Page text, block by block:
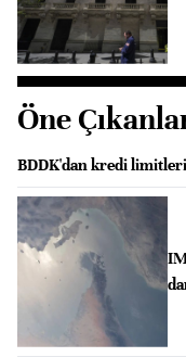
Öne
BDDK'dan kredi